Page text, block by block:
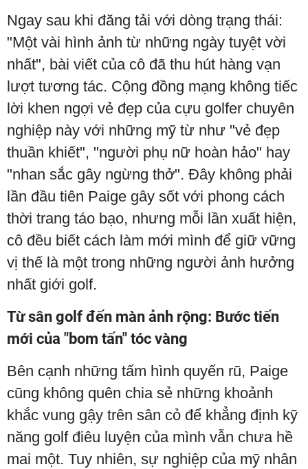
Ngay sau khi đăng tải với dòng trạng thái:
"Một vài hình ảnh từ những ngày tuyệt vời
nhất", bài viết của cô đã thu hút hàng vạn
lượt tương tác. Cộng đồng mạng không tiếc
lời khen ngợi vẻ đẹp của cựu golfer chuyên
nghiệp này với những mỹ từ như "vẻ đẹp
thuần khiết", "người phụ nữ hoàn hảo" hay
"nhan sắc gây ngừng thở". Đây không phải
lần đầu tiên Paige gây sốt với phong cách
thời trang táo bạo, nhưng mỗi lần xuất hiện,
cô đều biết cách làm mới mình để giữ vững
vị thế là một trong những người ảnh hưởng
nhất giới golf.
Từ sân golf đến màn ảnh rộng: Bước tiến
mới của "bom tấn" tóc vàng
Bên cạnh những tấm hình quyến rũ, Paige
cũng không quên chia sẻ những khoảnh
khắc vung gậy trên sân cỏ để khẳng định kỹ
năng golf điêu luyện của mình vẫn chưa hề
mai một. Tuy nhiên, sự nghiệp của mỹ nhân